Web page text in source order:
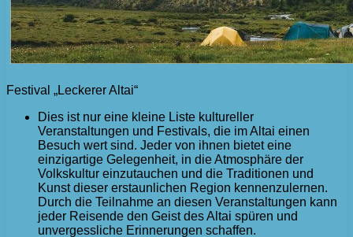
Festival „Leckerer Altai“
Dies ist nur eine kleine Liste kultureller
Veranstaltungen und Festivals, die im Altai einen
Besuch wert sind. Jeder von ihnen bietet eine
einzigartige Gelegenheit, in die Atmosphäre der
Volkskultur einzutauchen und die Traditionen und
Kunst dieser erstaunlichen Region kennenzulernen.
Durch die Teilnahme an diesen Veranstaltungen kann
jeder Reisende den Geist des Altai spüren und
unvergessliche Erinnerungen schaffen.